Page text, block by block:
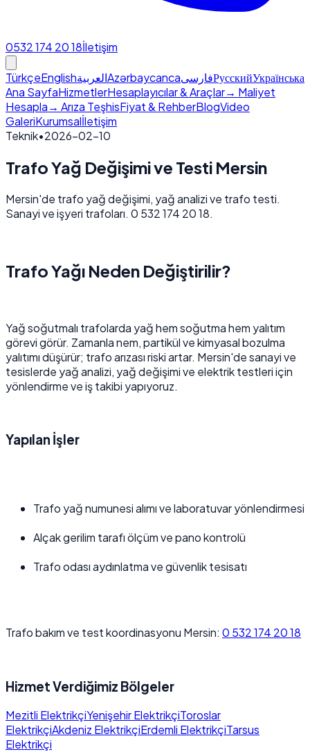
0532 174 20 18İletişim
TürkçeEnglishالعربيةAzərbaycancaفارسیРусскийУкраїнська
Ana SayfaHizmetlerHesaplayıcılar & Araçlar→ Maliyet
Hesapla→ Arıza TeşhisFiyat & RehberBlogVideo
GaleriKurumsalİletişim
Teknik•2026-02-10
Trafo Yağ Değişimi ve Testi Mersin
Mersin'de trafo yağ değişimi, yağ analizi ve trafo testi.
Sanayi ve işyeri trafoları. 0 532 174 20 18.
Trafo Yağı Neden Değiştirilir?
Yağ soğutmalı trafolarda yağ hem soğutma hem yalıtım
görevi görür. Zamanla nem, partikül ve kimyasal bozulma
yalıtımı düşürür; trafo arızası riski artar. Mersin'de sanayi ve
tesislerde yağ analizi, yağ değişimi ve elektrik testleri için
yönlendirme ve iş takibi yapıyoruz.
Yapılan İşler
Trafo yağ numunesi alımı ve laboratuvar yönlendirmesi
Alçak gerilim tarafı ölçüm ve pano kontrolü
Trafo odası aydınlatma ve güvenlik tesisatı
Trafo bakım ve test koordinasyonu Mersin: 0 532 174 20 18
Hizmet Verdiğimiz Bölgeler
Mezitli ElektrikçiYenişehir ElektrikçiToroslar
ElektrikçiAkdeniz ElektrikçiErdemli ElektrikçiTarsus
Elektrikçi